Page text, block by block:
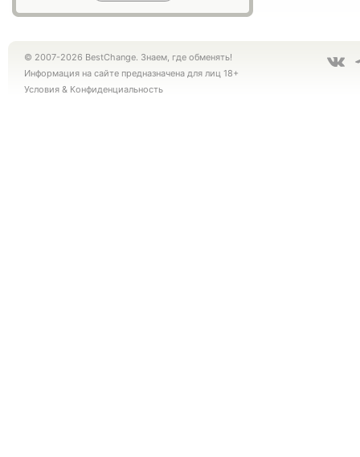
© 2007-2026 BestChange. Знаем, где обменять!
Информация на сайте предназначена для лиц 18+
Условия & Конфиденциальность